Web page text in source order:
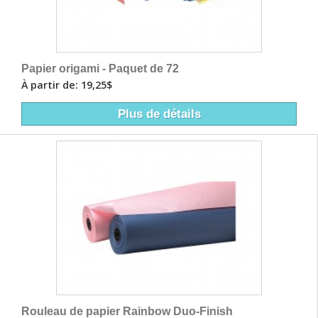
Papier origami - Paquet de 72
À partir de: 19,25$
Plus de détails
Rouleau de papier Rainbow Duo-Finish